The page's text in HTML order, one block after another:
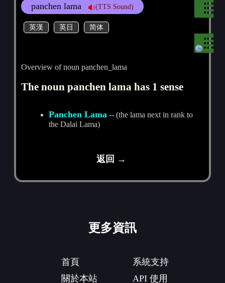
panchen lama (TTS Sound)
英漢 英日 简体
Overview of noun panchen_lama
The noun panchen lama has 1 sense
Panchen Lama -- (the lama next in rank to
the Dalai Lama)
返回 →
更多資訊
首頁
關於本站
系統支持
API 使用